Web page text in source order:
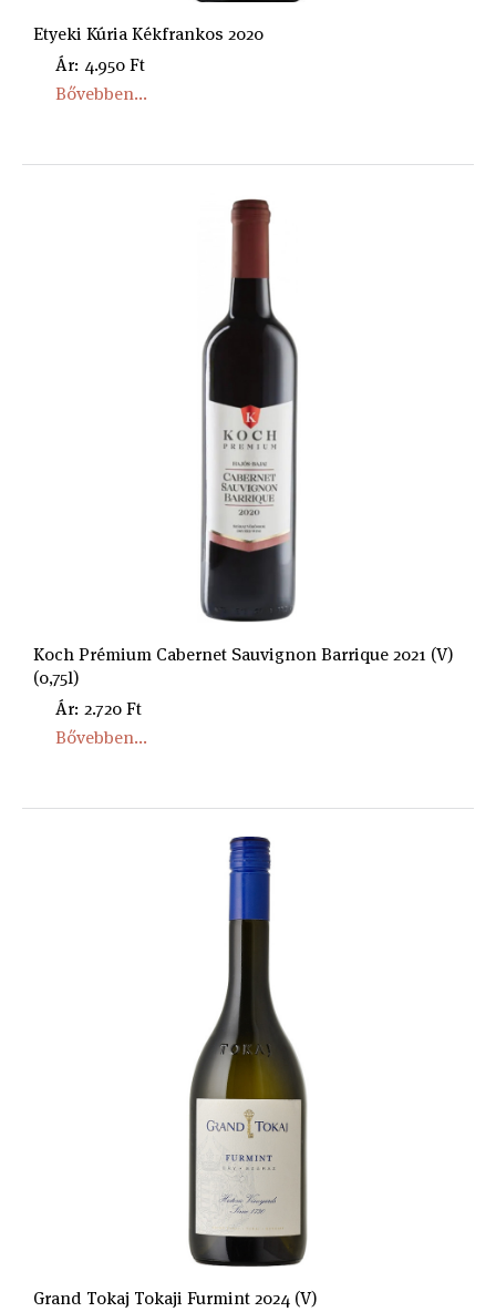
Etyeki Kúria Kékfrankos 2020
Ár: 4.950 Ft
Bővebben...
Koch Prémium Cabernet Sauvignon Barrique 2021 (V)
(0,75l)
Ár: 2.720 Ft
Bővebben...
Grand Tokaj Tokaji Furmint 2024 (V)